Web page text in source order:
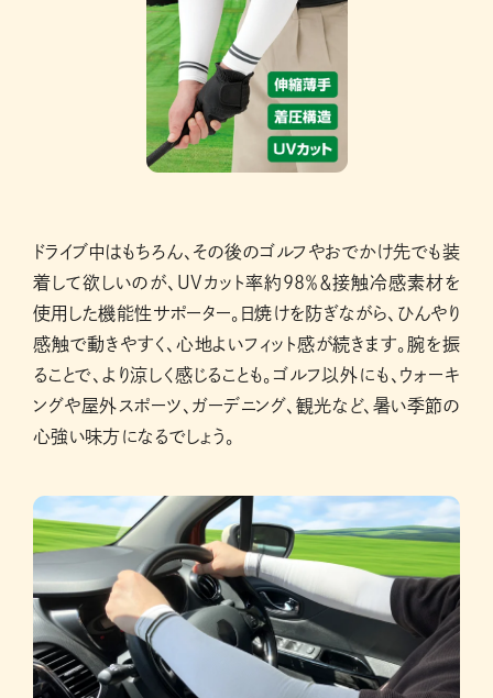
ドライブ中はもちろん、その後のゴルフやおでかけ先でも装
着して欲しいのが、UVカット率約98％＆接触冷感素材を
使用した機能性サポーター。日焼けを防ぎながら、ひんやり
感触で動きやすく、心地よいフィット感が続きます。腕を振
ることで、より涼しく感じることも。ゴルフ以外にも、ウォーキ
ングや屋外スポーツ、ガーデニング、観光など、暑い季節の
心強い味方になるでしょう。